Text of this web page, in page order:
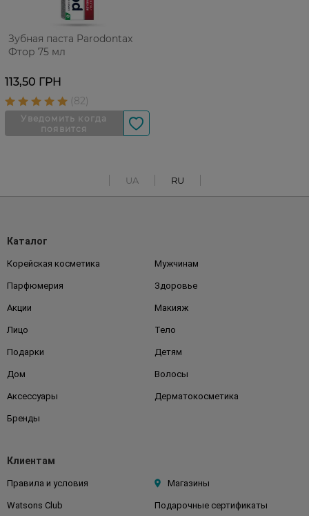
Зубная паста Parodontax
Фтор 75 мл
113,50 ГРН
UA RU
Каталог
Корейская косметика Мужчинам
Парфюмерия Здоровье
Акции Макияж
Лицо Тело
Подарки Детям
Дом Волосы
Аксессуары Дерматокосметика
Бренды
Клиентам
Правила и условия Магазины
Watsons Club Подарочные сертификаты